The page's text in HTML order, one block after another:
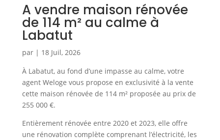
A vendre maison rénovée
de 114 m² au calme à
Labatut
par | 18 Juil, 2026
À Labatut, au fond d’une impasse au calme, votre
agent Weloge vous propose en exclusivité à la vente
cette maison rénovée de 114 m² proposée au prix de
255 000 €.
Entièrement rénovée entre 2020 et 2023, elle offre
une rénovation complète comprenant l’électricité, les